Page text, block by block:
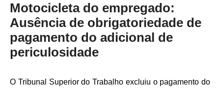
Motocicleta do empregado:
Ausência de obrigatoriedade de
pagamento do adicional de
periculosidade
O Tribunal Superior do Trabalho excluiu o pagamento do